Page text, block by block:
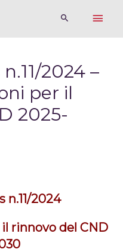
2024 –
per il
2025-
n.11/2024
rinnovo del CND